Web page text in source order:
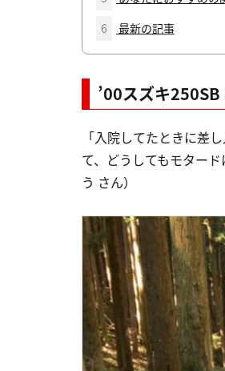
6
最新の記事
’00スズキ
「入院してたときに差
て、どうしてもモター
う さん）